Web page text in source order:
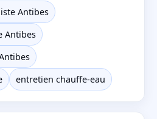
Antibes
Antibes
entretien chauffe-eau